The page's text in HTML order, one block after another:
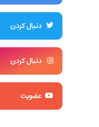
دنبال کردن
دنبال کردن
عضویت